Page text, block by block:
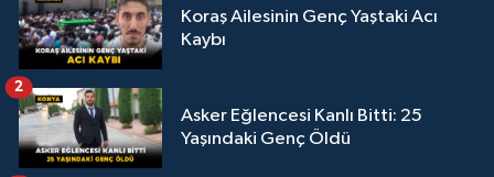
Koraş Ailesinin Genç Yaştaki Acı
Kaybı
Asker Eğlencesi Kanlı Bitti: 25
Yaşındaki Genç Öldü
2